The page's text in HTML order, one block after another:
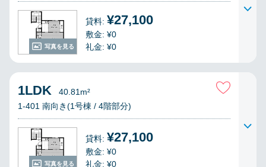
写真を見る
貸料: ¥27,100
敷金: ¥0
礼金: ¥0
写真を見る
1LDK
40.81m²
1-401 南向き(1号棟 / 4階部分)
貸料: ¥27,100
敷金: ¥0
礼金: ¥0